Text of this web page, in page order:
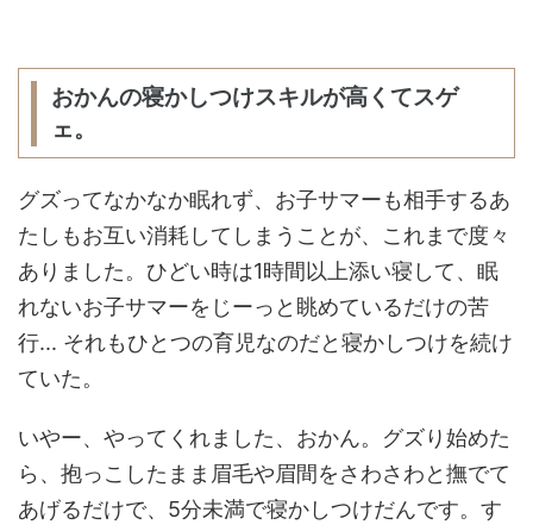
おかんの寝かしつけスキルが高くてスゲ
ェ。
グズってなかなか眠れず、お子サマーも相手するあ
たしもお互い消耗してしまうことが、これまで度々
ありました。ひどい時は1時間以上添い寝して、眠
れないお子サマーをじーっと眺めているだけの苦
行... それもひとつの育児なのだと寝かしつけを続け
ていた。
いやー、やってくれました、おかん。グズり始めた
ら、抱っこしたまま眉毛や眉間をさわさわと撫でて
あげるだけで、5分未満で寝かしつけだんです。す